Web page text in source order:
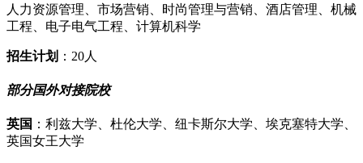
人力资源管理、市场营销、时尚管理与营销、酒店管理、机械
工程、电子电气工程、计算机科学
招生计划 ：20人
部分国外对接院校
英国 ：利兹大学、杜伦大学、纽卡斯尔大学、埃克塞特大学、
英国女王大学